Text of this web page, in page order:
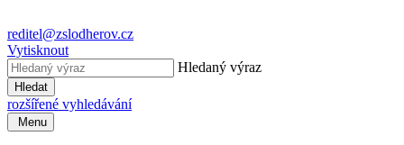
reditel@zslodherov.cz
Vytisknout
Hledaný výraz
Hledat
rozšířené vyhledávání
Menu